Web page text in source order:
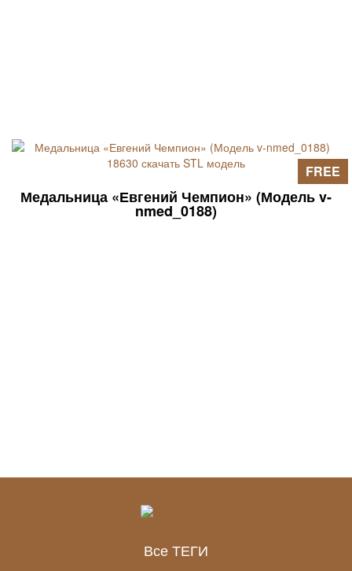
Медальница «Евгений Чемпион» (Модель v-
nmed_0188)
FREE
Все ТЕГИ